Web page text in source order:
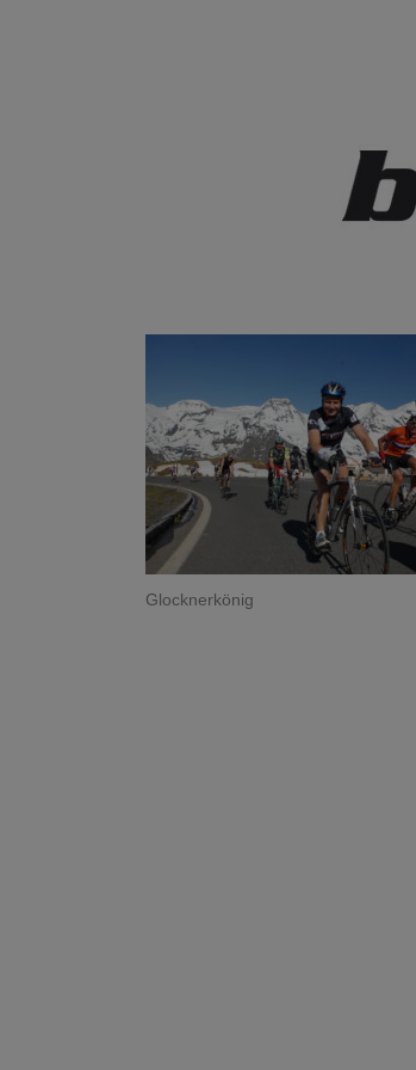
Glocknerkönig